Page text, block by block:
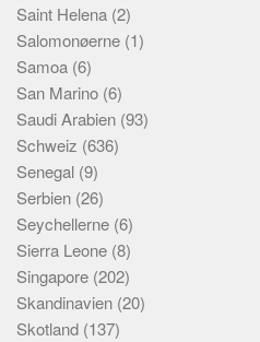
Saint Helena (2)
Salomonøerne (1)
Samoa (6)
San Marino (6)
Saudi Arabien (93)
Schweiz (636)
Senegal (9)
Serbien (26)
Seychellerne (6)
Sierra Leone (8)
Singapore (202)
Skandinavien (20)
Skotland (137)